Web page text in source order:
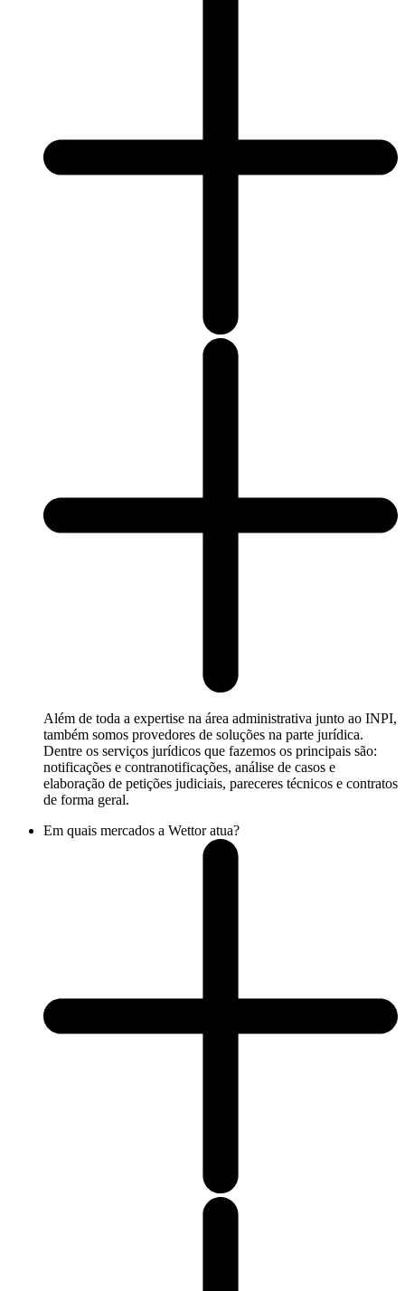
Além de toda a expertise na área administrativa junto ao INPI,
também somos provedores de soluções na parte jurídica.
Dentre os serviços jurídicos que fazemos os principais são:
notificações e contranotificações, análise de casos e
elaboração de petições judiciais, pareceres técnicos e contratos
de forma geral.
Em quais mercados a Wettor atua?